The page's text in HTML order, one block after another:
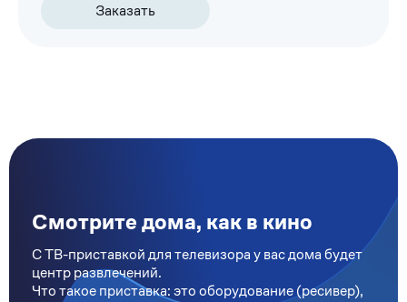
Заказать
Смотрите дома, как в кино
С ТВ-приставкой для телевизора у вас дома будет
центр развлечений.
Что такое приставка: это оборудование (ресивер),